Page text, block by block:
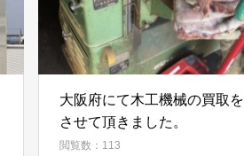
大阪府にて木工機械の買取を
させて頂きました。
閲覧数：113